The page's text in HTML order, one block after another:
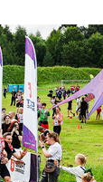
и еще
сборной
визы на
по
раз за